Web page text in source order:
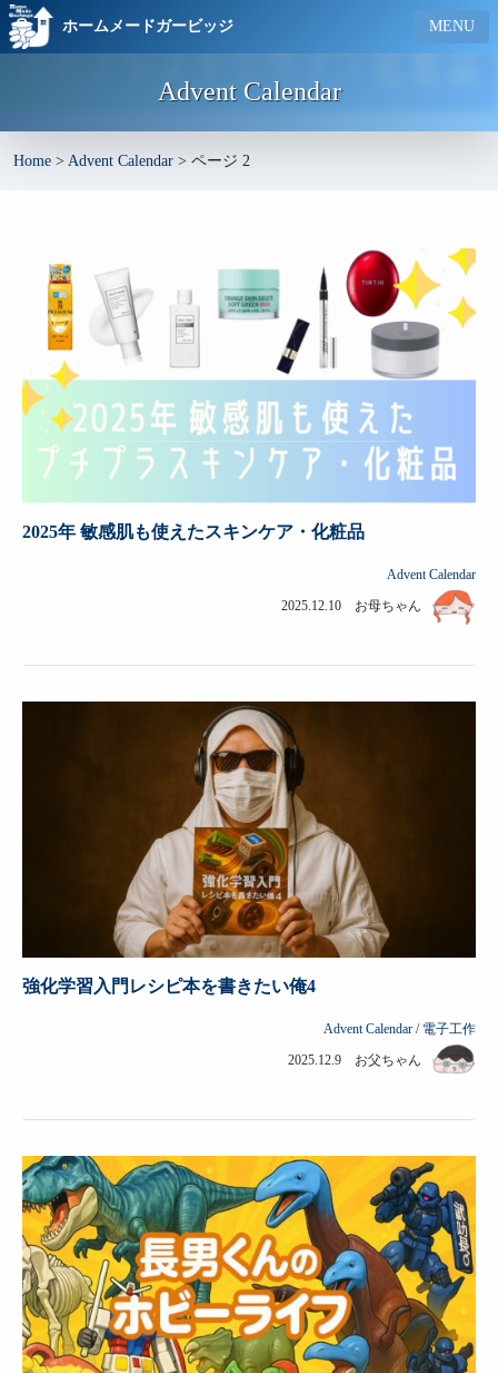
ホームメードガービッジ MENU
Advent Calendar
Home > Advent Calendar > ページ 2
2025年 敏感肌も使えたスキンケア・化粧品
Advent Calendar
2025.12.10 お母ちゃん
強化学習入門レシピ本を書きたい俺4
Advent Calendar / 電子工作
2025.12.9 お父ちゃん